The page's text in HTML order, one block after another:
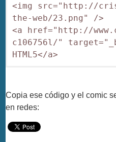
<img src="http://
the-web/23.png" />
<a href="http://
c106756l/"
HTML5</a>
Copia ese código y el comic
en redes: